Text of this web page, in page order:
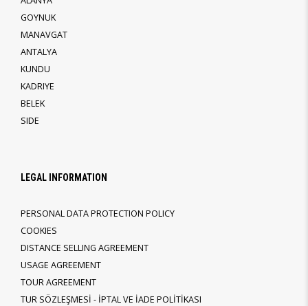
GOYNUK
MANAVGAT
ANTALYA
KUNDU
KADRIYE
BELEK
SIDE
LEGAL INFORMATION
PERSONAL DATA PROTECTION POLICY
COOKIES
DISTANCE SELLING AGREEMENT
USAGE AGREEMENT
TOUR AGREEMENT
TUR SÖZLEŞMESİ - İPTAL VE İADE POLİTİKASI